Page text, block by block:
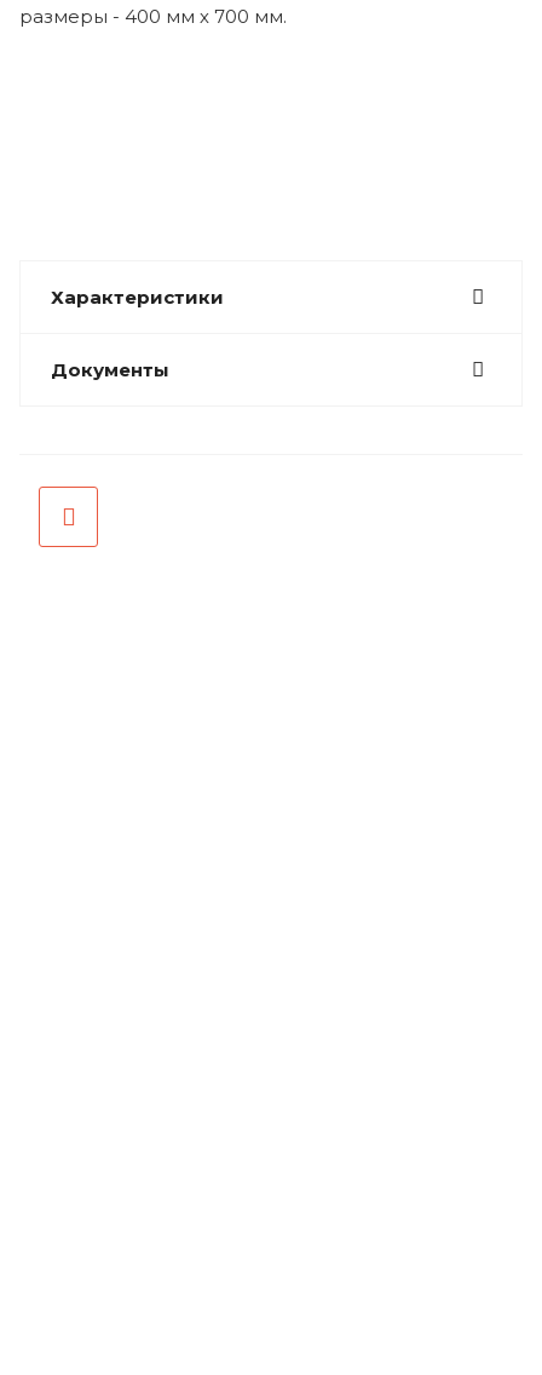
размеры - 400 мм х 700 мм.
Характеристики
Документы